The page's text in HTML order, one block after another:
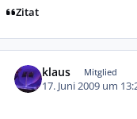
Zitat
klaus Mitglied
17. Juni 2009 um